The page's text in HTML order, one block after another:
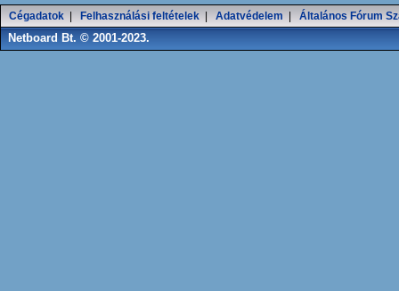
Cégadatok Felhasználási feltételek Adatvédelem Általános Fórum
Netboard Bt. © 2001-2023.